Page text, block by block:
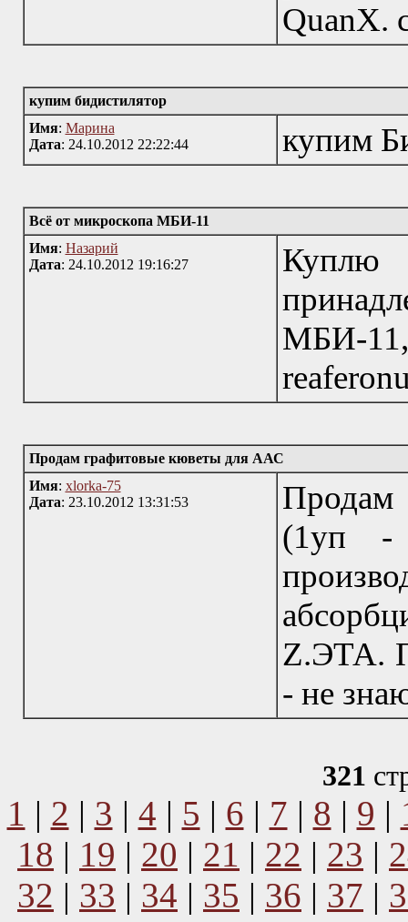
QuanX.
купим бидистилятор
Имя: Марина
Дата: 24.10.2012 22:22:44 купим
Всё от микроскопа МБИ-11
Имя: Назарий
Дата: 24.10.2012 19:16:27
Продам графитовые кюветы для ААС
Имя: xlorka-75
Дата: 23.10.2012 13:31:53
(1уп -
Z.ЭТА.
- не
321
1 | 2 | 3 | 4 | 5 | 6 | 7 | 8 | 9 |
18 | 19 | 20 | 21 | 22 | 23 |
32 | 33 | 34 | 35 | 36 | 37 |